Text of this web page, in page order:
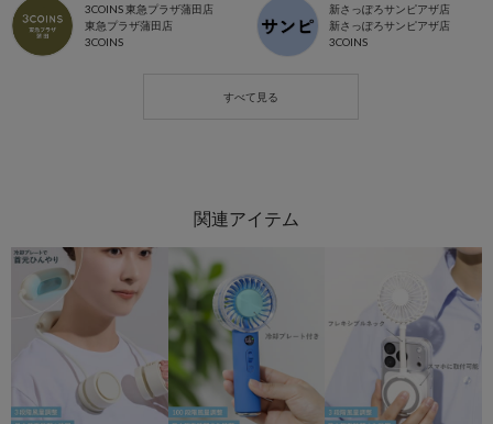
3COINS 東急プラザ蒲田店
東急プラザ蒲田店
3COINS
新さっぽろサンピアザ店
新さっぽろサンピアザ店
3COINS